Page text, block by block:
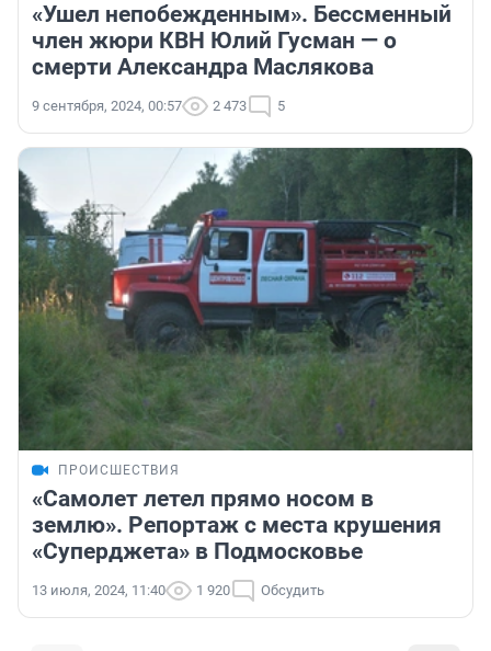
«Ушел непобежденным». Бессменный
член жюри КВН Юлий Гусман — о
смерти Александра Маслякова
9 сентября, 2024, 00:57 2 473 5
ПРОИСШЕСТВИЯ
«Самолет летел прямо носом в
землю». Репортаж с места крушения
«Суперджета» в Подмосковье
13 июля, 2024, 11:40 1 920 Обсудить